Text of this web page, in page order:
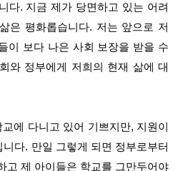
다. 지금 제가 당면하고 있는 어려
은 평화롭습니다. 저는 앞으로 저
이 보다 나은 사회 보장을 받을 수
와 정부에게 저희의 현재 삶에 대
에 다니고 있어 기쁘지만, 지원이
다. 만일 그렇게 되면 정부로부터
고 제 아이들은 학교를 그만두어야